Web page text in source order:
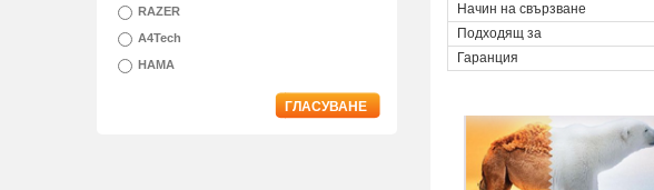
Начин на свързване
Подходящ за
Гаранция
RAZER
A4Tech
HAMA
ГЛАСУВАНЕ